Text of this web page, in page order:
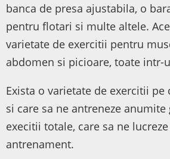
banca de presa ajustabila, o
pentru flotari si multe altele.
varietate de exercitii pentru
abdomen si picioare, toate intr-
Exista o varietate de exercitii
si care sa ne antreneze
execitii totale, care sa ne
antrenament.